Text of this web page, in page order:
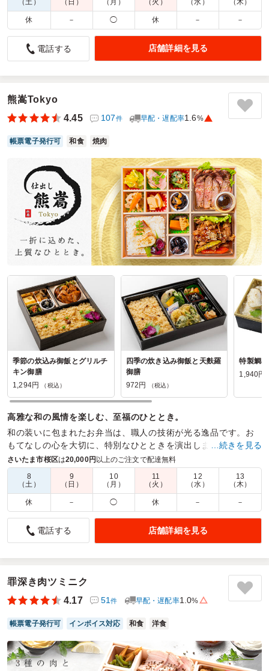
スタッフ全員から美味しかった！の声が出ました。
5.0 H2STATION株式会社 けやき薬局商店街店
職場の納涼会用のお弁当として注文させていただきました。
い年齢層のスタッフ全員から「美味しかった！」の声が出ま
した。
配送料が無料になる金額も他の候補にしていたお店より低か
ったので、無事に無料にしていただけたのも助かりました。
ご利用シーン： 懇親会 ›納会
参加者の年齢： 40代～50代 男女比：女性多め
千葉県松戸市常盤平
2026/07/31
洋食Daysの口コミをもっと見る
（土）
（日）
（月）
（火）
（水）
（木）
休 － ◯ 休 － －
電話する 店舗詳細を見る
熊嵩Tokyo
4.45
107件 早配・遅配率1.6%
帳票電子発行可 和食 焼肉
季節の炊込み御飯とグリルチ
キン御膳
1,294円
（税込）
四季の炊き込み御飯と天麩羅
御膳
972円
（税込）
特製鯛
1,940円
高雅な和の風情を楽しむ、至福のひととき。
和の装いに包まれたお弁当は、職人の技術が光る逸品です。お
もてなしの心を大切に、特別なひとときを演出します。
商品数： 65 締切日時： 2日前12:00 価格帯： 972円～4,320円
配達時間：
8:00～19:00
美味しかった
5.0 参天製薬株式会社
季節の副菜と焼肉弁当をいただきました。メインの焼肉は肉
節感があり、彩りも豊かで栄養バランスが考えられていると
感じました。ボリュームも十分で満足感が高く、午後の活力
につながるお弁当でした。また頼みたいです。
ご利用シーン：イベント運営›
説明会
参加者の年齢：40代～50代
神奈川県川崎市中原区下小田中2026/08/05
…続きを見る
さいたま市桜区は20,000円以上のご注文で配達無料
8
（土）
9
（日）
10
（月）
11
（火）
12
（水）
13
（木）
休 － ◯ 休 － －
電話する 店舗詳細を見る
罪深き肉ツミニク
4.17
51件 早配・遅配率1.0%
帳票電子発行可 インボイス対応 和食 洋食